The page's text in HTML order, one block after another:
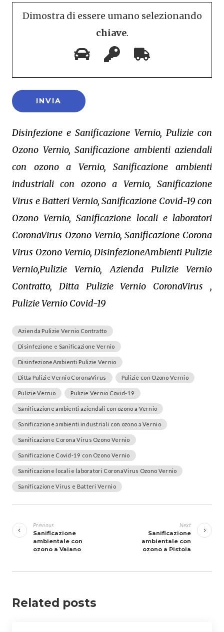
Dimostra di essere umano selezionando
chiave.
Disinfezione e Sanificazione Vernio, Pulizie con
Ozono Vernio, Sanificazione ambienti aziendali
con ozono a Vernio, Sanificazione ambienti
industriali con ozono a Vernio, Sanificazione
Virus e Batteri Vernio, Sanificazione Covid-19 con
Ozono Vernio, Sanificazione locali e laboratori
CoronaVirus Ozono Vernio, Sanificazione Corona
Virus Ozono Vernio, DisinfezioneAmbienti Pulizie
Vernio,Pulizie Vernio, Azienda Pulizie Vernio
Contratto, Ditta Pulizie Vernio CoronaVirus ,
Pulizie Vernio Covid-19
Azienda Pulizie Vernio Contratto
Disinfezione e Sanificazione Vernio
DisinfezioneAmbienti Pulizie Vernio
Ditta Pulizie Vernio CoronaVirus Pulizie con Ozono Vernio
Pulizie Vernio Pulizie Vernio Covid-19
Sanificazione ambienti aziendali con ozono a Vernio
Sanificazione ambienti industriali con ozono a Vernio
Sanificazione Corona Virus Ozono Vernio
Sanificazione Covid-19 con Ozono Vernio
Sanificazione locali e laboratori CoronaVirus Ozono Vernio
Sanificazione Virus e Batteri Vernio
articoli
Previous
Sanificazione
ambientale con
ozono a Vaiano
Next
Sanificazione
ambientale con
ozono a Pistoia
Related posts